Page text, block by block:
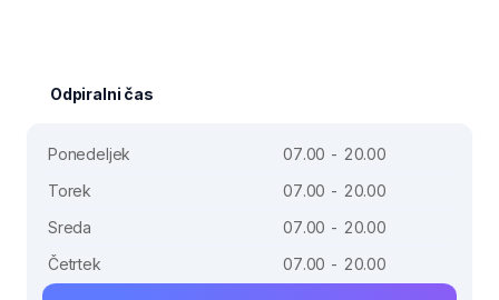
Odpiralni čas
Ponedeljek
07.00 - 20.00
Torek
07.00 - 20.00
Sreda
07.00 - 20.00
Četrtek
07.00 - 20.00